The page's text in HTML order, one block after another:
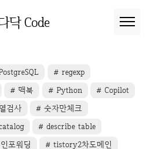
닥 Code
regexp
맥북 Python
Copilot
검사
숫자만체크
describe table
포워딩
tistory2차도메인